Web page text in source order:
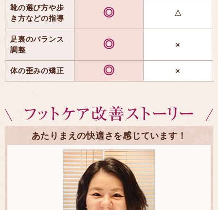
靴の選び方や歩
き方などの指導
◎ △
足裏のバランス
調整
◎ ×
体の歪みの矯正 ◎ ×
あたりまえの快適さを感じています！